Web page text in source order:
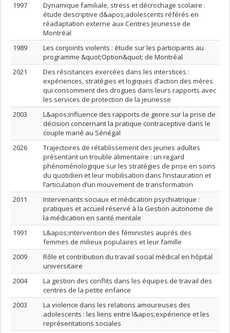
1997
Dynamique familiale, stress et décrochage scolaire :
étude descriptive d&apos;adolescents référés en
réadaptation externe aux Centres Jeunesse de
Montréal
1989
Les conjoints violents : étude sur les participants au
programme &quot;Option&quot; de Montréal
2021
Des résistances exercées dans les interstices :
expériences, stratégies et logiques d’action des mères
qui consomment des drogues dans leurs rapports avec
les services de protection de la jeunesse
2003
L&apos;influence des rapports de genre sur la prise de
décision concernant la pratique contraceptive dans le
couple marié au Sénégal
2026
Trajectoires de rétablissement des jeunes adultes
présentant un trouble alimentaire : un regard
phénoménologique sur les stratégies de prise en soins
du quotidien et leur mobilisation dans l’instauration et
l’articulation d’un mouvement de transformation
2011
Intervenants sociaux et médication psychiatrique :
pratiques et accueil réservé à la Gestion autonome de
la médication en santé mentale
1991
L&apos;intervention des féministes auprès des
femmes de milieux populaires et leur famille
2009
Rôle et contribution du travail social médical en hôpital
universitaire
2004
La gestion des conflits dans les équipes de travail des
centres de la petite enfance
2003
La violence dans les relations amoureuses des
adolescents : les liens entre l&apos;expérience et les
représentations sociales